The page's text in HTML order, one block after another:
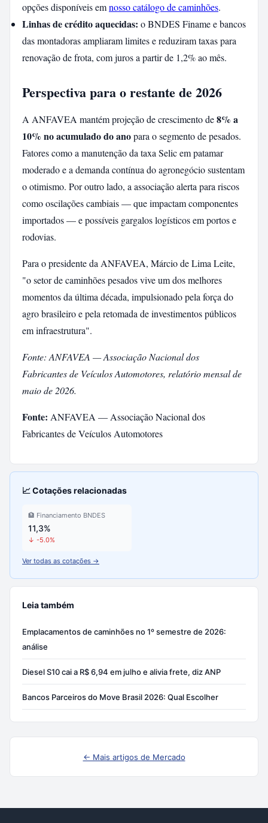
opções disponíveis emnosso catálogo de caminhões.
Linhas de crédito aquecidas: o BNDES Finame e bancos
das montadoras ampliaram limites e reduziram taxas para
renovação de frota, com juros a partir de 1,2% ao mês.
Perspectiva para o restante de 2026
A ANFAVEA mantém projeção de crescimento de8% a
10% no acumulado do anopara o segmento de pesados.
Fatores como a manutenção da taxa Selic em patamar
moderado e a demanda contínua do agronegócio sustentam
o otimismo. Por outro lado, a associação alerta para riscos
como oscilações cambiais — que impactam componentes
importados — e possíveis gargalos logísticos em portos e
rodovias.
Para o presidente da ANFAVEA, Márcio de Lima Leite,
"o setor de caminhões pesados vive um dos melhores
momentos da última década, impulsionado pela força do
agro brasileiro e pela retomada de investimentos públicos
em infraestrutura".
Fonte: ANFAVEA — Associação Nacional dos
Fabricantes de Veículos Automotores, relatório mensal de
maio de 2026.
Fonte: ANFAVEA — Associação Nacional dos
Fabricantes de Veículos Automotores
📈 Cotações relacionadas
🏦 Financiamento BNDES
11,3%
↓ -5.0%
Ver todas as cotações →
Leia também
Emplacamentos de caminhões no 1º semestre de 2026:
análise
Diesel S10 cai a R$ 6,94 em julho e alivia frete, diz ANP
Bancos Parceiros do Move Brasil 2026: Qual Escolher
← Mais artigos de Mercado